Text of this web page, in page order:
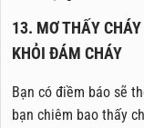
13. MƠ THẤY
KHỎI ĐÁM CHÁY
Bạn có điềm báo sẽ
bạn chiêm bao thấy